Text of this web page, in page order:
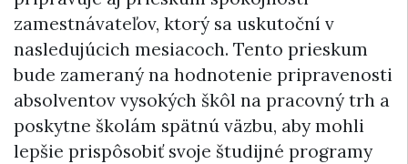
zamestnávateľov, ktorý sa uskutoční v
nasledujúcich mesiacoch. Tento prieskum
bude zameraný na hodnotenie pripravenosti
absolventov vysokých škôl na pracovný trh a
poskytne školám spätnú väzbu, aby mohli
lepšie prispôsobiť svoje študijné programy